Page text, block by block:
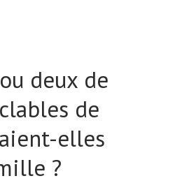
deux de
de
elles
?